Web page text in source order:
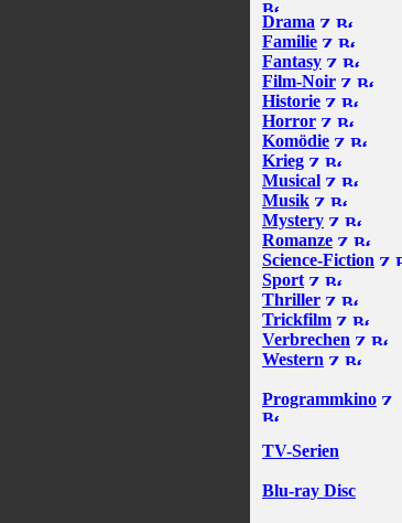
Drama
Familie
Fantasy
Film-Noir
Historie
Horror
Komödie
Krieg
Musical
Musik
Mystery
Romanze
Science-Fiction
Sport
Thriller
Trickfilm
Verbrechen
Western
Programmkino
TV-Serien
Blu-ray Disc